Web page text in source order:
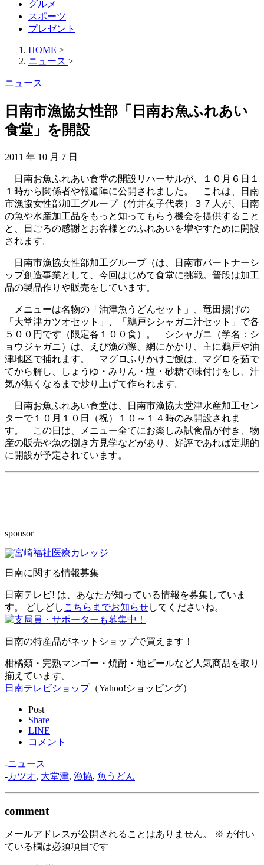
グルメ
スポーツ
プレゼント
HOME >
ニュース >
ニュース
日南市漁協女性部「日南お魚ふれあい
食堂」を開設
2011 年 10 月 7 日
日南お魚ふれあい食堂の開設リハーサルが、１０月６日１
１時から関係者や報道陣に公開されました。 これは、日南
市漁協女性部加工グループ（竹井友子代表）３７人が、日南
の魚や水産加工品をもっと知ってもらう機会を提供すること
と、日ごろの感謝とお客様とのふれあいを増やすために開設
されます。
日南市漁協女性部加工グループ（は、日南市パートナーシ
ップ創造事業として、今回はじめて食堂に挑戦。普段は加工
品の製品作りや販売をしています。
メニューは名物の「油津魚うどんセット」、竜田揚げの
「大堂津カツオセット」、「鵜戸シシャガニ汁セット」で各
５００円です（限定各１００食）。 シシャガニ（学名：シ
ョウジャガニ）は、えび漁の際、網にかかり、主に鵜戸や油
津地区で捕れます。 マグロふりかけご飯は、マグロを茹で
てから解し、しょうゆ・みりん・塩・砂糖で味付けをし、汁
気が無くなるまで炒り上げて作られます。
日南お魚ふれあい食堂は、日南市漁協大堂津水産加工セン
ターで１０月１０日（祝）１０～１４時のみ開設されま
す。 この日は、メニュー全てにお楽しみ試食品が付き、物
産の販売や魚の捌き方見学などがあり、好評であれば定期的
に開設が予定されています。
sponsor
日南に関する情報募集
日南テレビ! は、あなたが知っている情報を募集していま
す。 どしどし こちらまでお知らせしてくださいね。
日南の特産品がネットショップで買えます！
柑橘類・完熟マンゴー・焼酎・地ビールなど人気商品を取り
揃えています。
日南テレビショップ（Yahoo!ショッピング）
Post
Share
LINE
コメント
-ニュース
-カツオ, 大堂津, 漁協, 魚うどん
comment
メールアドレスが公開されることはありません。 ※ が付い
ている欄は必須項目です